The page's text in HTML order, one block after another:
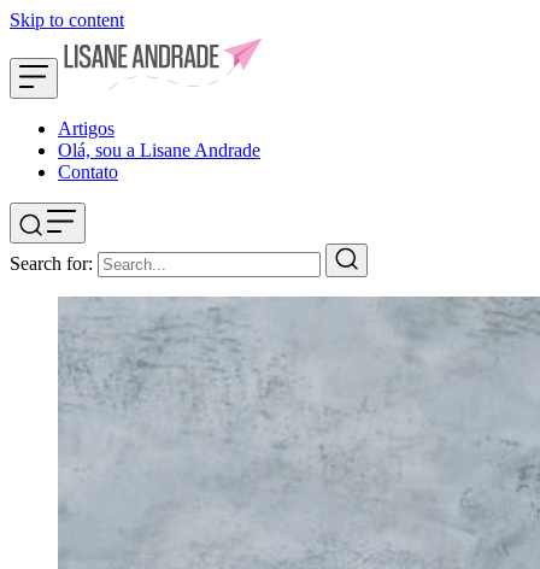
Skip to content
Artigos
Olá, sou a Lisane Andrade
Contato
Search for: